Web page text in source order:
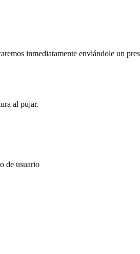
inmediatamente enviándole un
al pujar.
de usuario